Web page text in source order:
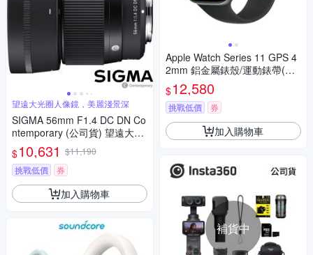
望遠大光圈人像鏡，美麗淺景深
SIGMA 56mm F1.4 DC DN Co
ntemporary (公司貨) 望遠大光
圈定焦鏡頭 人像鏡 APS-C 無反
微單眼專用鏡頭
$10,631 $11,190
挑戰低價
券
加入購物車
Apple Watch Series 11 GPS 4
2mm 鋁金屬錶殼/運動錶帶(曜
石黑)
$12,580
挑戰低價 券
加入購物車
補貨中